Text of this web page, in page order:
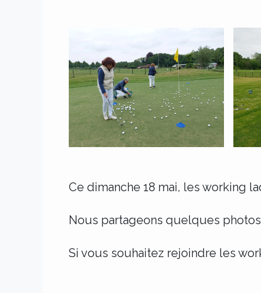
Ce dimanche 18 mai, les working
Nous partageons quelques
Si vous souhaitez rejoindre les